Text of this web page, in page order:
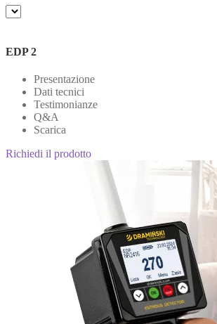
EDP 2
Presentazione
Dati tecnici
Testimonianze
Q&A
Scarica
Richiedi il prodotto